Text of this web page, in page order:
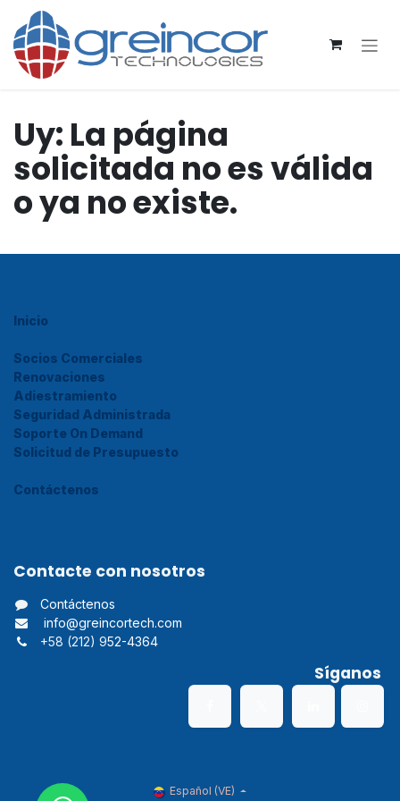
Ir al contenido
Uy: La página
solicitada no es válida
o ya no existe.
Inicio
Socios Comerciales
Renovaciones
Adiestramiento
Seguridad Administrada
Soporte On Demand
Solicitud de Presupuesto
Contáctenos
Contacte con nosotros
Contáctenos
info@greincortech.com
+58 (212) 952-4364
Síganos
Español (VE)